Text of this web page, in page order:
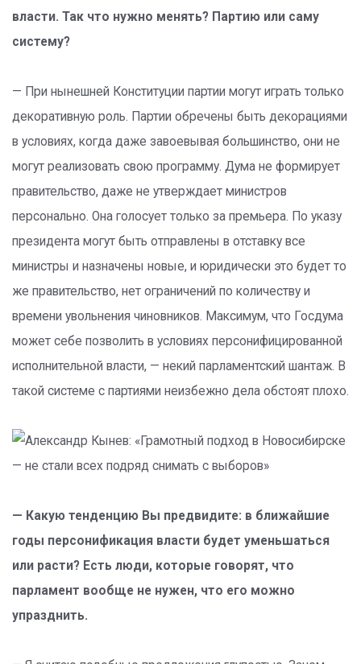
власти. Так что нужно менять? Партию или саму
систему?
— При нынешней Конституции партии могут играть только
декоративную роль. Партии обречены быть декорациями
в условиях, когда даже завоевывая большинство, они не
могут реализовать свою программу. Дума не формирует
правительство, даже не утверждает министров
персонально. Она голосует только за премьера. По указу
президента могут быть отправлены в отставку все
министры и назначены новые, и юридически это будет то
же правительство, нет ограничений по количеству и
времени увольнения чиновников. Максимум, что Госдума
может себе позволить в условиях персонифицированной
исполнительной власти, — некий парламентский шантаж. В
такой системе с партиями неизбежно дела обстоят плохо.
— Какую тенденцию Вы предвидите: в ближайшие
годы персонификация власти будет уменьшаться
или расти? Есть люди, которые говорят, что
парламент вообще не нужен, что его можно
упразднить.